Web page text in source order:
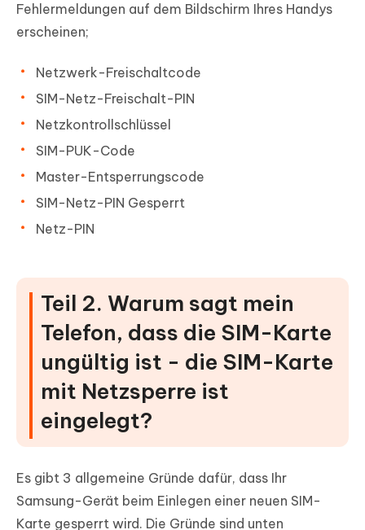
Fehlermeldungen auf dem Bildschirm Ihres Handys
erscheinen;
Netzwerk-Freischaltcode
SIM-Netz-Freischalt-PIN
Netzkontrollschlüssel
SIM-PUK-Code
Master-Entsperrungscode
SIM-Netz-PIN Gesperrt
Netz-PIN
Teil 2. Warum sagt mein
Telefon, dass die SIM-Karte
ungültig ist - die SIM-Karte
mit Netzsperre ist
eingelegt?
Es gibt 3 allgemeine Gründe dafür, dass Ihr
Samsung-Gerät beim Einlegen einer neuen SIM-
Karte gesperrt wird. Die Gründe sind unten